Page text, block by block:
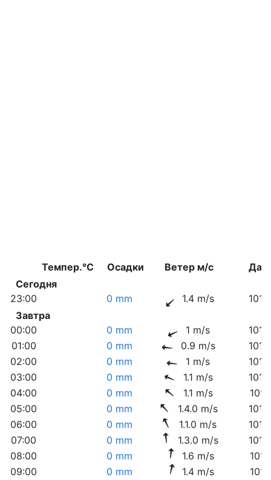
Темпер.°C Осадки Ветер м/с
Сегодня
23:00
0 mm 1.4 m/s
Завтра
00:00
0 mm 1 m/s
01:00
0 mm 0.9 m/s
02:00
0 mm 1 m/s
03:00
0 mm 1.1 m/s
04:00
0 mm 1.1 m/s
05:00
0 mm 1.4.0 m/s
06:00
0 mm 1.1.0 m/s
07:00
0 mm 1.3.0 m/s
08:00
0 mm 1.6 m/s
09:00
0 mm 1.4 m/s